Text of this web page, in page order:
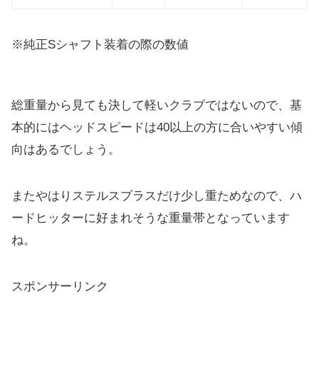
※純正Sシャフト装着の際の数値
総重量から見ても決して軽いクラブではないので、基
本的にはヘッドスピードは40以上の方に合いやすい傾
向はあるでしょう。
またやはりステルスプラスだけ少し重ためなので、ハ
ードヒッターに好まれそうな重量帯となっています
ね。
スポンサーリンク